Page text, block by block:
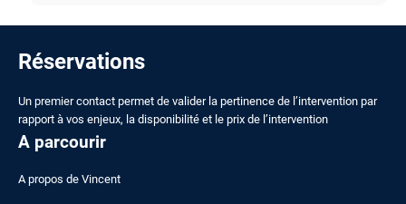
Réservations
Un premier contact permet de valider la pertinence de l’intervention par
rapport à vos enjeux, la disponibilité et le prix de l’intervention
A parcourir
Apropos de Vincent